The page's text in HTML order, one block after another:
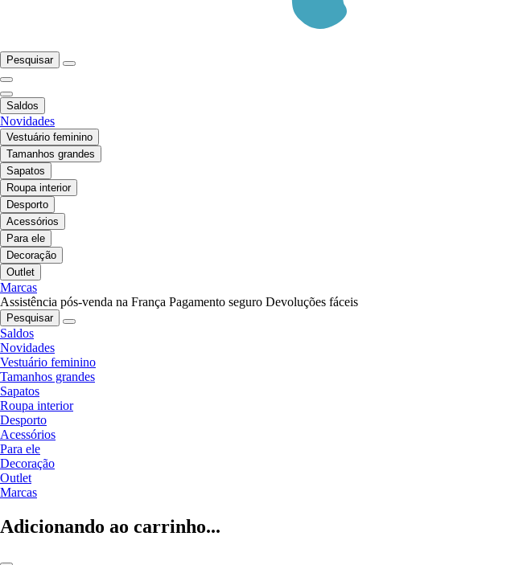
Pesquisar
Saldos
Novidades
Vestuário feminino
Tamanhos grandes
Sapatos
Roupa interior
Desporto
Acessórios
Para ele
Decoração
Outlet
Marcas
Assistência pós-venda na França Pagamento seguro Devoluções fáceis
Pesquisar
Saldos
Novidades
Vestuário feminino
Tamanhos grandes
Sapatos
Roupa interior
Desporto
Acessórios
Para ele
Decoração
Outlet
Marcas
Adicionando ao carrinho...